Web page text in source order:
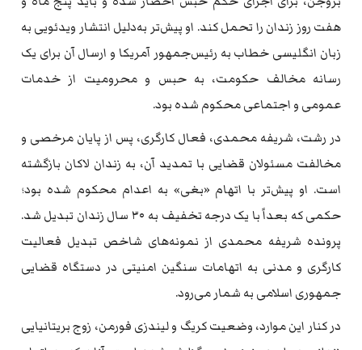
هفت روز زندان را تحمل کند. او پیش‌تر به‌دلیل انتشار ویدئویی به
زبان انگلیسی خطاب به رئیس‌جمهور آمریکا و ارسال آن برای یک
رسانه مخالف حکومت، به حبس و محرومیت از خدمات
عمومی و اجتماعی محکوم شده بود.
در رشت، شریفه محمدی، فعال کارگری، پس از پایان مرخصی و
مخالفت مسئولان قضایی با تمدید آن، به زندان لاکان بازگشته
است. او پیش‌تر با اتهام «بغی» به اعدام محکوم شده بود؛
حکمی که بعداً با یک درجه تخفیف به ۳۰ سال زندان تبدیل شد.
پرونده شریفه محمدی از نمونه‌های شاخص تبدیل فعالیت
کارگری و مدنی به اتهامات سنگین امنیتی در دستگاه قضایی
جمهوری اسلامی به شمار می‌رود.
در کنار این موارد، وضعیت کریگ و لیندزی فورمن، زوج بریتانیایی